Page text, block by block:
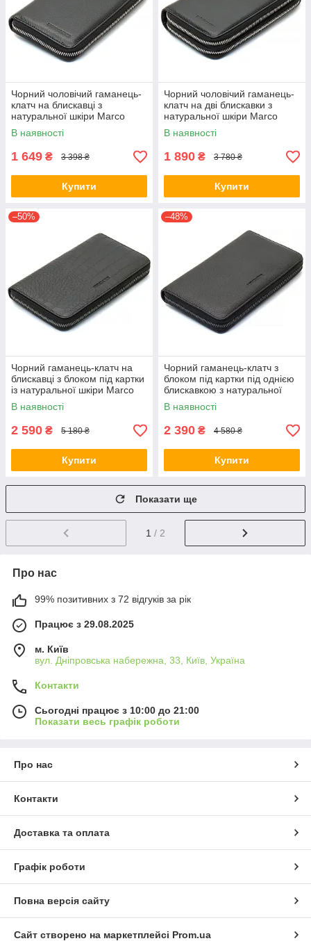
Чорний чоловічий гаманець-
клатч на блискавці з
натуральної шкіри Marco
Coverna MC-802-1
В наявності
1 649 ₴ 3 398 ₴
Купити
Чорний чоловічий гаманець-
клатч на дві блискавки з
натуральної шкіри Marco
Coverna MC-801
В наявності
1 890 ₴ 3 780 ₴
Купити
–50%
Чорний гаманець-клатч на
блискавці з блоком під картки
із натуральної шкіри Marco
Coverna MCJP-5901A
В наявності
2 590 ₴ 5 180 ₴
Купити
–48%
Чорний гаманець-клатч з
блоком під картки під однією
блискавкою з натуральної
шкіри Marco Coverna
МС-5901Q
В наявності
2 390 ₴ 4 580 ₴
Купити
Показати ще
1 / 2
Про нас
99% позитивних з 72 відгуків за рік
Працює з 29.08.2025
м. Київ
вул. Дніпровська набережна, 33, Київ, Україна
Контакти
Сьогодні працює з 10:00 до 21:00
Показати весь графік роботи
Про нас
Контакти
Доставка та оплата
Графік роботи
Повна версія сайту
Сайт створено на маркетплейсі Prom.ua